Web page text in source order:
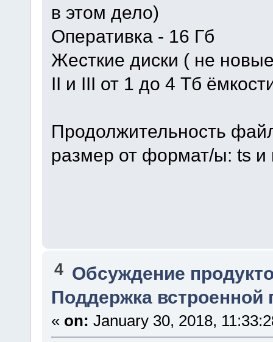
в этом дело)
Оперативка - 16 Гб
Жесткие диски ( не
II и III от 1 до 4 Тб
Продолжительность
размер от формат/ы: ts и
4 Обсуждение
Поддержка встроенной
« on: January 30, 2018,